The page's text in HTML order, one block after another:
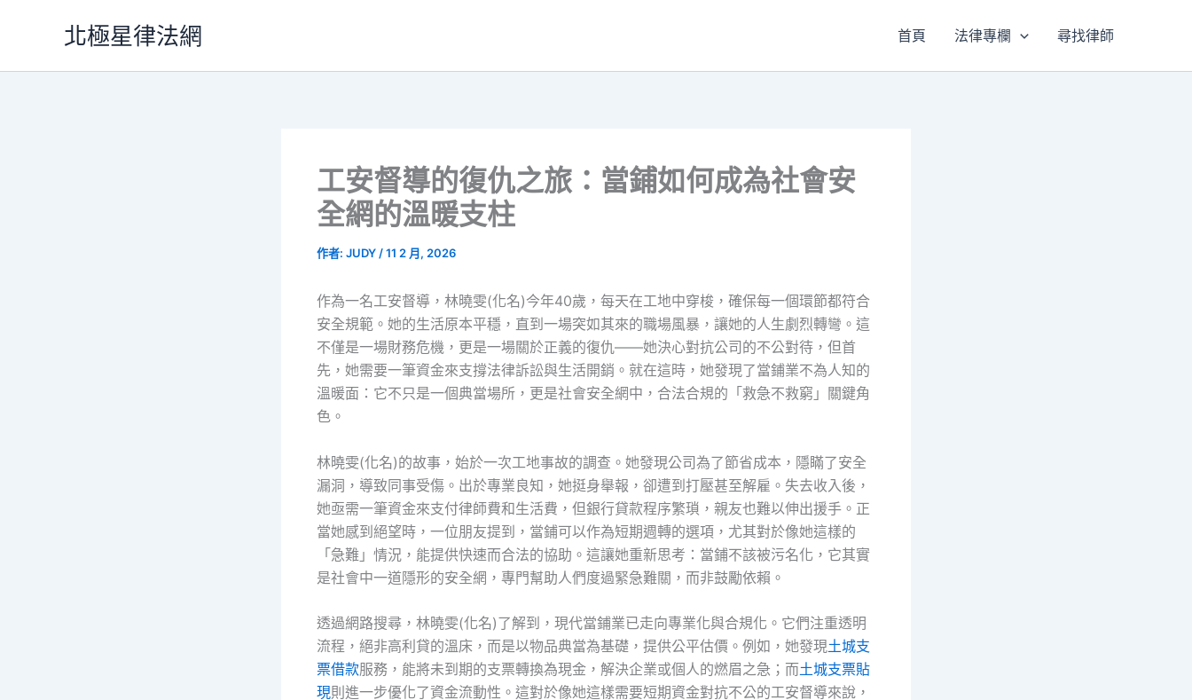
北極星律法網 首頁 法律專欄 尋找律師
工安督導的復仇之旅：當鋪如何成為社會安
全網的溫暖支柱
作者: JUDY /11 2 月, 2026
作為一名工安督導，林曉雯(化名)今年40歲，每天在工地中穿梭，確保每一個環節都符合
安全規範。她的生活原本平穩，直到一場突如其來的職場風暴，讓她的人生劇烈轉彎。這
不僅是一場財務危機，更是一場關於正義的復仇——她決心對抗公司的不公對待，但首
先，她需要一筆資金來支撐法律訴訟與生活開銷。就在這時，她發現了當鋪業不為人知的
溫暖面：它不只是一個典當場所，更是社會安全網中，合法合規的「救急不救窮」關鍵角
色。
林曉雯(化名)的故事，始於一次工地事故的調查。她發現公司為了節省成本，隱瞞了安全
漏洞，導致同事受傷。出於專業良知，她挺身舉報，卻遭到打壓甚至解雇。失去收入後，
她亟需一筆資金來支付律師費和生活費，但銀行貸款程序繁瑣，親友也難以伸出援手。正
當她感到絕望時，一位朋友提到，當鋪可以作為短期週轉的選項，尤其對於像她這樣的
「急難」情況，能提供快速而合法的協助。這讓她重新思考：當鋪不該被污名化，它其實
是社會中一道隱形的安全網，專門幫助人們度過緊急難關，而非鼓勵依賴。
透過網路搜尋，林曉雯(化名)了解到，現代當鋪業已走向專業化與合規化。它們注重透明
流程，絕非高利貸的溫床，而是以物品典當為基礎，提供公平估價。例如，她發現土城支
票借款服務，能將未到期的支票轉換為現金，解決企業或個人的燃眉之急；而土城支票貼
現則進一步優化了資金流動性。這對於像她這樣需要短期資金對抗不公的工安督導來說，